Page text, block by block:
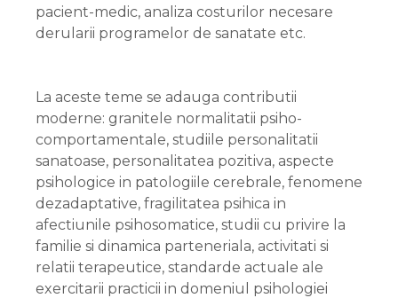
pacient-medic, analiza costurilor necesare
derularii programelor de sanatate etc.
La aceste teme se adauga contributii
moderne: granitele normalitatii psiho-
comportamentale, studiile personalitatii
sanatoase, personalitatea pozitiva, aspecte
psihologice in patologiile cerebrale, fenomene
dezadaptative, fragilitatea psihica in
afectiunile psihosomatice, studii cu privire la
familie si dinamica parteneriala, activitati si
relatii terapeutice, standarde actuale ale
exercitarii practicii in domeniul psihologiei